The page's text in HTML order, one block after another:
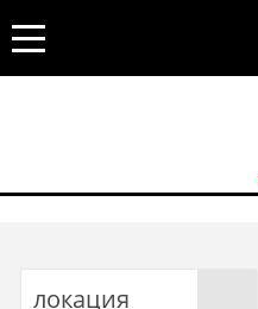
локация